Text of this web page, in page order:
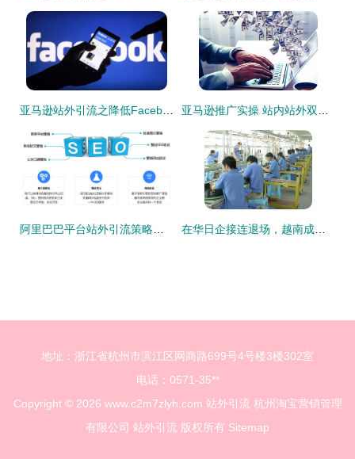
地址：浙江省杭州市滨江区网商路699号4号楼3楼302室
电话：0571-35**
Copyright © 2026 www.c2m7zlyh.com 站外引流 杭州淘宝营销管理
有限公司 站外引流 版权所有 Sitemap